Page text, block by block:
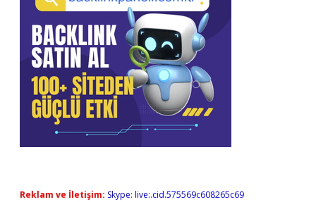
Reklam ve İletişim: Skype: live:.cid.575569c608265c69